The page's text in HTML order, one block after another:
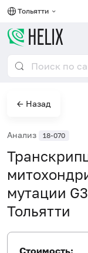
Тольятти
← Назад
Анализ 18-070
мутации
Тольятти
Стоимость: